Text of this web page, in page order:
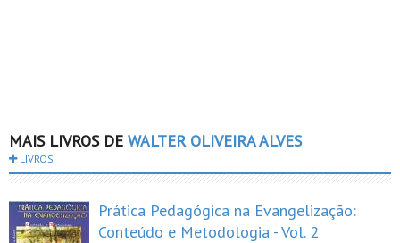
MAIS LIVROS DE WALTER OLIVEIRA ALVES
LIVROS
Prática Pedagógica na Evangelização:
Conteúdo e Metodologia - Vol. 2